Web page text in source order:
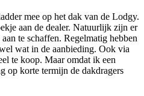
mee op het dak van de Lodgy.
aan de dealer. Natuurlijk zijn er
te schaffen. Regelmatig hebben
wat in de aanbieding. Ook via
te koop. Maar omdat ik een
op korte termijn de dakdragers